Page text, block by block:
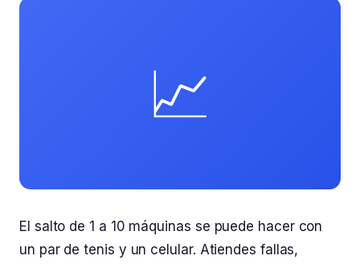
📈
El salto de 1 a 10 máquinas se puede hacer con
un par de tenis y un celular. Atiendes fallas,